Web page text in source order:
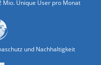
Mio. Unique User pro Monat
und Nachhaltigkeit